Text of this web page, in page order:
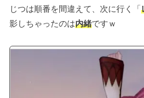
じつは順番を間違えて、次に行く「
影しちゃったのは内緒ですｗ